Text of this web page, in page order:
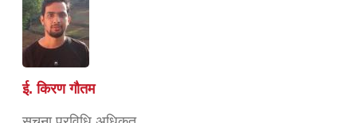
ई. किरण गौतम